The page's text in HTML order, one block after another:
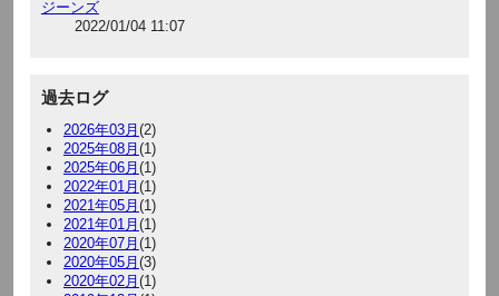
ジーンズ
2022/01/04 11:07
過去ログ
2026年03月(2)
2025年08月(1)
2025年06月(1)
2022年01月(1)
2021年05月(1)
2021年01月(1)
2020年07月(1)
2020年05月(3)
2020年02月(1)